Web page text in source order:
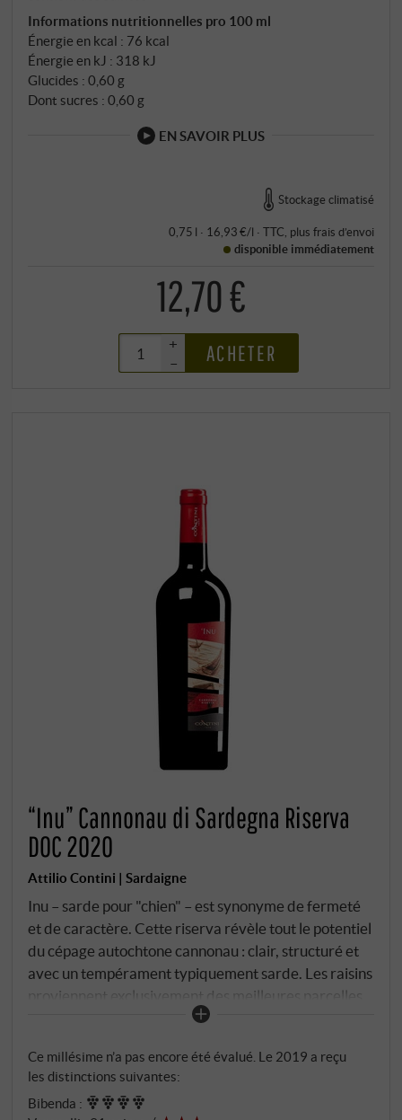
Informations nutritionnelles pro 100 ml
Énergie en kcal : 76 kcal
Énergie en kJ : 318 kJ
Glucides : 0,60 g
Dont sucres : 0,60 g
EN SAVOIR PLUS
Stockage climatisé
0,75 l · 16,93 €/l · TTC, plus frais d’envoi
disponible immédiatement
12,70 €
+
–
ACHETER
“Inu” Cannonau di Sardegna Riserva
DOC 2020
Attilio Contini | Sardaigne
Inu – sarde pour "chien" – est synonyme de fermeté
et de caractère. Cette riserva révèle tout le potentiel
du cépage autochtone cannonau : clair, structuré et
avec un tempérament typiquement sarde. Les raisins
proviennent exclusivement des meilleures parcelles
situées sur des sols volcaniques alluviaux dans la
rencontre la fraîcheur de la brise – une combinaison
qui crée une maturité subtile et une précision
aromatique. Après des vendanges manuelles
Ce millésime n’a pas encore été évalué. Le 2019 a reçu
les distinctions suivantes:
Bibenda :